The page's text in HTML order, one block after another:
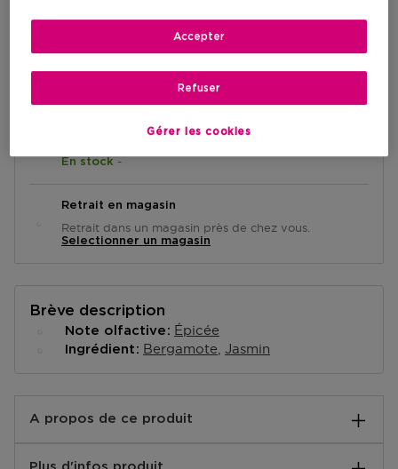
AJOUTER AU PANIER
Livraison à domicile
En stock -
Retrait en magasin
Retrait dans un magasin près de chez vous.
Selectionner un magasin
Brève description
Note olfactive Épicée
Ingrédient Bergamote Jasmin
A propos de ce produit
Gérer les cookies
Refuser
Accepter